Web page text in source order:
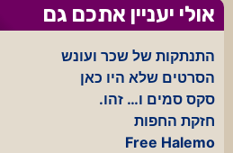
אולי יעניין אתכם גם
התנתקות של שכר ועונש
הסרטים שלא היו כאן
סקס סמים ו… זהו.
חזקת החפות
Free Halemo